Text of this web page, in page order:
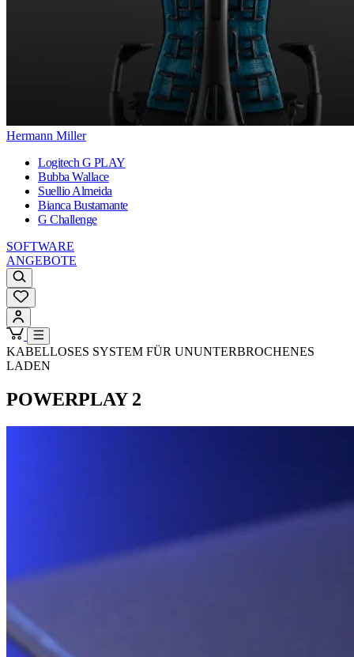
Hermann Miller
Logitech G PLAY
Bubba Wallace
Suellio Almeida
Bianca Bustamante
G Challenge
SOFTWARE
ANGEBOTE
KABELLOSES SYSTEM FÜR UNUNTERBROCHENES
LADEN
POWERPLAY 2